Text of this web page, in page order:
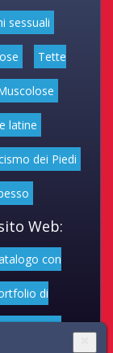
sessuali
Tette
latine
dei Piedi
Web:
con
di